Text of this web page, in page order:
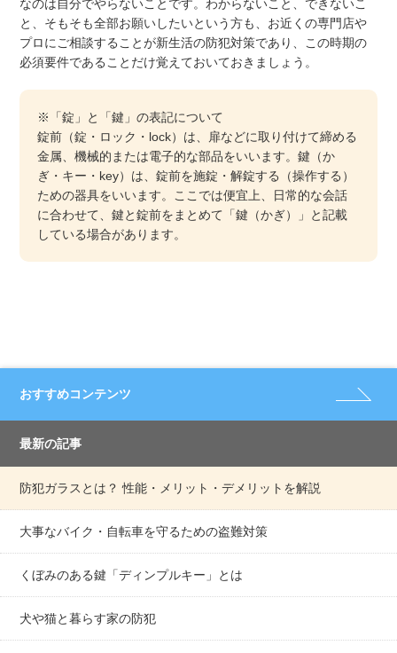
なのは自分でやらないことです。わからないこと、できないこ
と、そもそも全部お願いしたいという方も、お近くの専門店や
プロにご相談することが新生活の防犯対策であり、この時期の
必須要件であることだけ覚えておいておきましょう。
※「錠」と「鍵」の表記について
錠前（錠・ロック・lock）は、扉などに取り付けて締める
金属、機械的または電子的な部品をいいます。鍵（か
ぎ・キー・key）は、錠前を施錠・解錠する（操作する）
ための器具をいいます。ここでは便宜上、日常的な会話
に合わせて、鍵と錠前をまとめて「鍵（かぎ）」と記載
している場合があります。
おすすめコンテンツ
最新の記事
防犯ガラスとは？ 性能・メリット・デメリットを解説
大事なバイク・自転車を守るための盗難対策
くぼみのある鍵「ディンプルキー」とは
犬や猫と暮らす家の防犯